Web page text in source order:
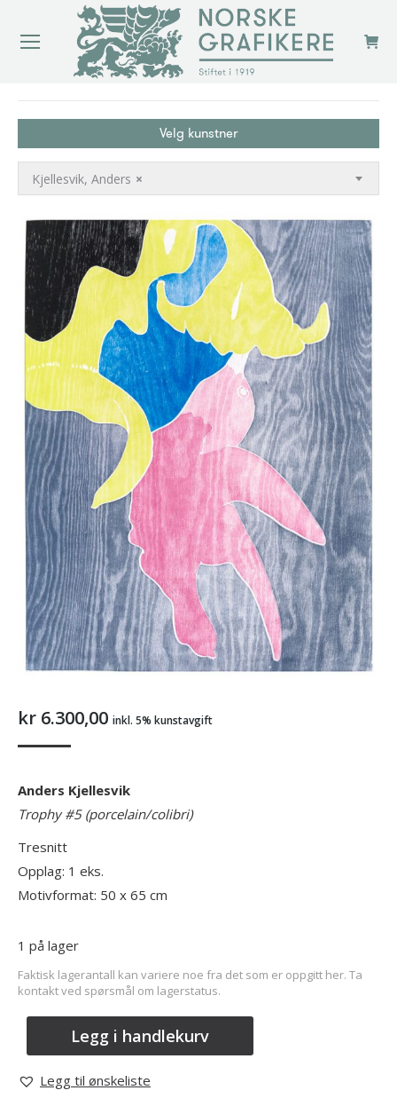
Velg kunstner
×
Kjellesvik, Anders
kr 6.300,00 inkl. 5% kunstavgift
Anders Kjellesvik
Trophy #5 (porcelain/colibri)
Tresnitt
Opplag: 1 eks.
Motivformat: 50 x 65 cm
1 på lager
Faktisk lagerantall kan variere noe fra det som er oppgitt her. Ta
kontakt ved spørsmål om lagerstatus.
Legg i handlekurv
Legg til ønskeliste